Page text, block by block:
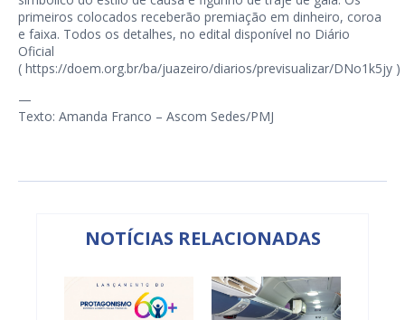
primeiros colocados receberão premiação em dinheiro, coroa
e faixa. Todos os detalhes, no edital disponível no Diário
Oficial
( https://doem.org.br/ba/juazeiro/diarios/previsualizar/DNo1k5jy )
—
Texto: Amanda Franco – Ascom Sedes/PMJ
NOTÍCIAS RELACIONADAS